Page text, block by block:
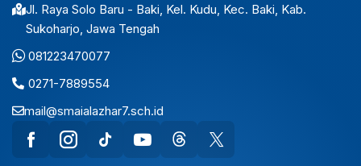
Jl. Raya Solo Baru - Baki, Kel. Kudu, Kec. Baki, Kab.
Sukoharjo, Jawa Tengah
081223470077
0271-7889554
mail@smaialazhar7.sch.id